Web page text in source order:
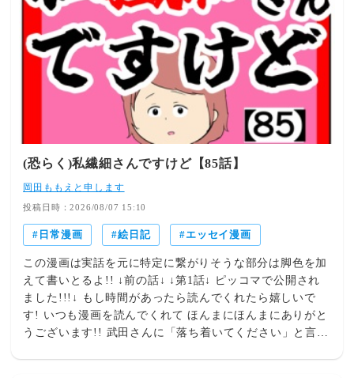
(恐らく)私繊細さんですけど【85話】
岡田ももえと申します
投稿日時：2026/08/07 15:10
日常漫画 絵日記 エッセイ漫画
この漫画は実話を元に特定に繋がりそうな部分は脚色を加
えて書いとるよ!! ↓前の話↓ ↓第1話↓ ピッコマで公開され
ました!!!↓ もし時間があったら読んでくれたら嬉しいで
す! いつも漫画を読んでくれて ほんまにほんまにありがと
うございます!! 武田さんに「落ち着いてください」と言わ